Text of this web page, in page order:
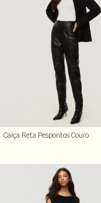
Calça Reta Pespontos Couro